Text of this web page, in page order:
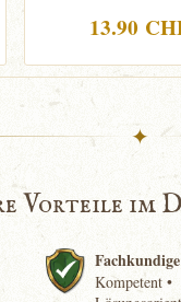
13.90
✦
Vorteile im
Kompetent •